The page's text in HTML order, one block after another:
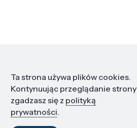
Informacje
Edukacja i kariera
Zasoby i materiały
Ta strona używa plików cookies.
Kontynuując przeglądanie strony
zgadzasz się z polityką
prywatności.